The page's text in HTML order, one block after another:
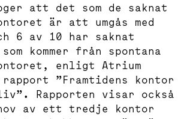
att det som de saknat
är att umgås med
6 av 10 har saknat
kommer från spontana
enligt Atrium
rapport ”Framtidens kontor
Rapporten visar också
av ett tredje kontor